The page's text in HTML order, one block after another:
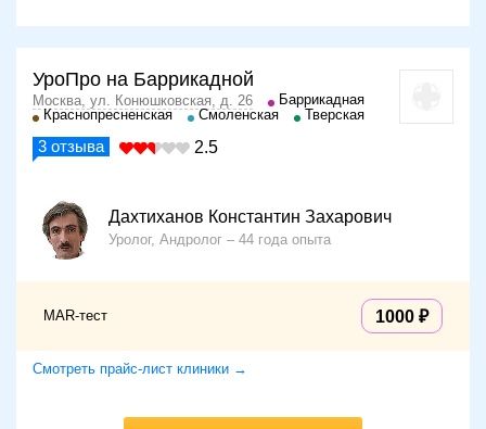
УроПро на Баррикадной
Москва, ул. Конюшковская, д. 26
Баррикадная
Краснопресненская
Смоленская Тверская
3 отзыва 2.5
Дахтиханов Константин Захарович
Уролог, Андролог 44 года опыта
MAR-тест 1000
Смотреть прайс-лист клиники →